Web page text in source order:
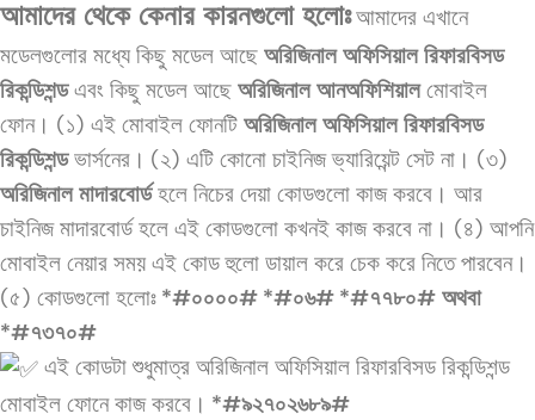
আমাদের থেকে কেনার কারনগুলো হলোঃআমাদের এখানে
মডেলগুলোর মধ্যে কিছু মডেল আছে অরিজিনাল অফিসিয়াল রিফারবিসড
রিকন্ডিশন্ডএবং কিছু মডেল আছে অরিজিনাল আনঅফিশিয়ালমোবাইল
ফোন। (১) এই মোবাইল ফোনটি অরিজিনাল অফিসিয়াল রিফারবিসড
রিকন্ডিশন্ডভার্সনের। (২) এটি কোনো চাইনিজ ভ্যারিয়েন্ট সেট না। (৩)
অরিজিনাল মাদারবোর্ডহলে নিচের দেয়া কোডগুলো কাজ করবে। আর
চাইনিজ মাদারবোর্ড হলে এই কোডগুলো কখনই কাজ করবে না। (৪) আপনি
মোবাইল নেয়ার সময় এই কোড হুলো ডায়াল করে চেক করে নিতে পারবেন।
(৫) কোডগুলো হলোঃ *#০০০০# *#০৬# *#৭৭৮০# অথবা
*#৭৩৭০#
এই কোডটা শুধুমাত্র অরিজিনাল অফিসিয়াল রিফারবিসড রিকন্ডিশন্ড
মোবাইল ফোনে কাজ করবে। *#৯২৭০২৬৮৯#